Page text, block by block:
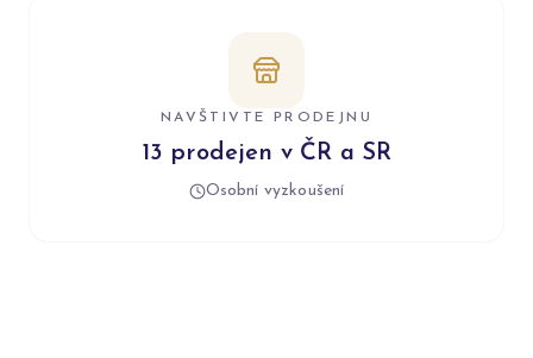
NAVŠTIVTE PRODEJNU
13 prodejen v ČR a SR
Osobní vyzkoušení